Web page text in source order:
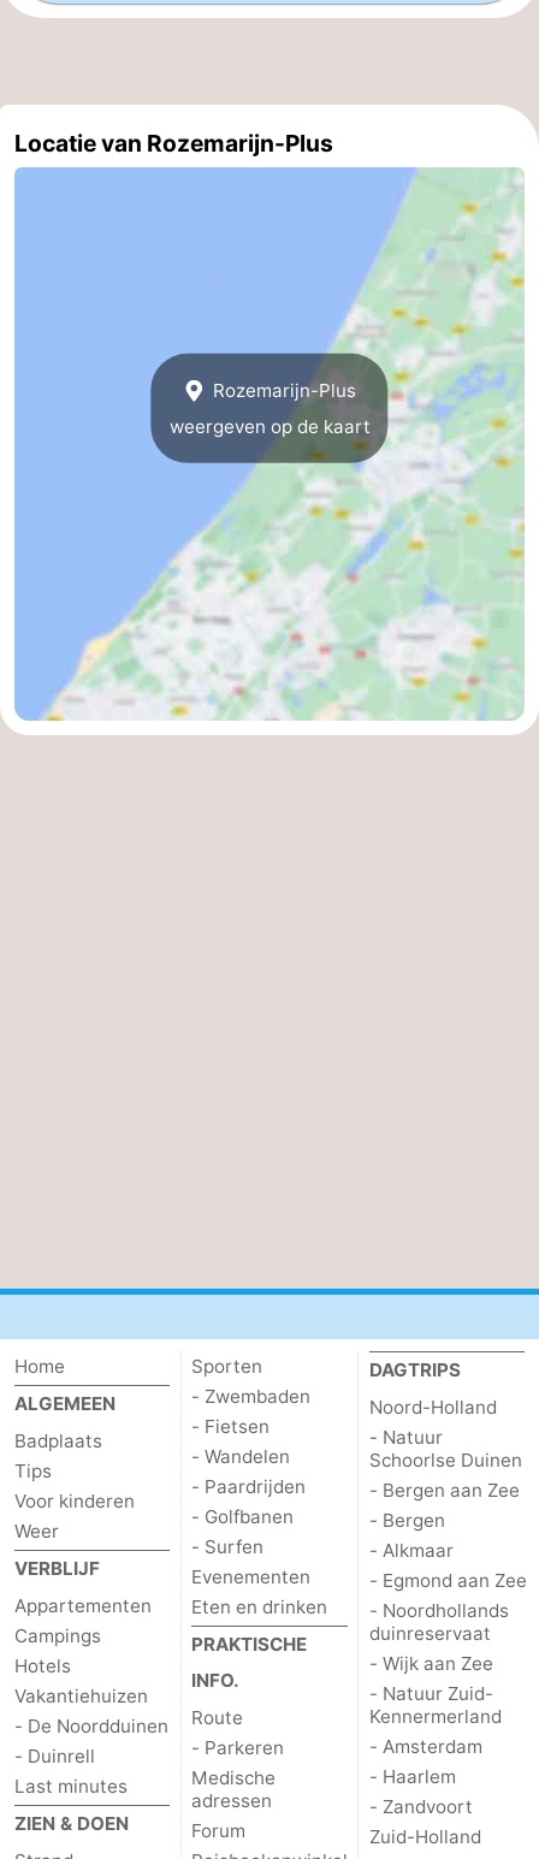
Zandvoort
Zuid-
-
Locatie van Rozemarijn-Plus
Rozemarijn-Plus
weergeven op de kaart
Home
ALGEMEEN
Badplaats
Tips
Voor kinderen
Weer
VERBLIJF
Appartementen
Campings
Hotels
Vakantiehuizen
- De Noordduinen
- Duinrell
Last minutes
ZIEN & DOEN
Sporten
- Zwembaden
- Fietsen
- Wandelen
- Paardrijden
- Golfbanen
- Surfen
Evenementen
Eten en drinken
PRAKTISCHE
INFO.
Route
- Parkeren
Medische
adressen
Forum
DAGTRIPS
Noord-Holland
- Natuur
Schoorlse Duinen
- Bergen aan Zee
- Bergen
- Alkmaar
- Egmond aan Zee
- Noordhollands
duinreservaat
- Wijk aan Zee
- Natuur Zuid-
Kennermerland
- Amsterdam
- Haarlem
- Zandvoort
Zuid-Holland